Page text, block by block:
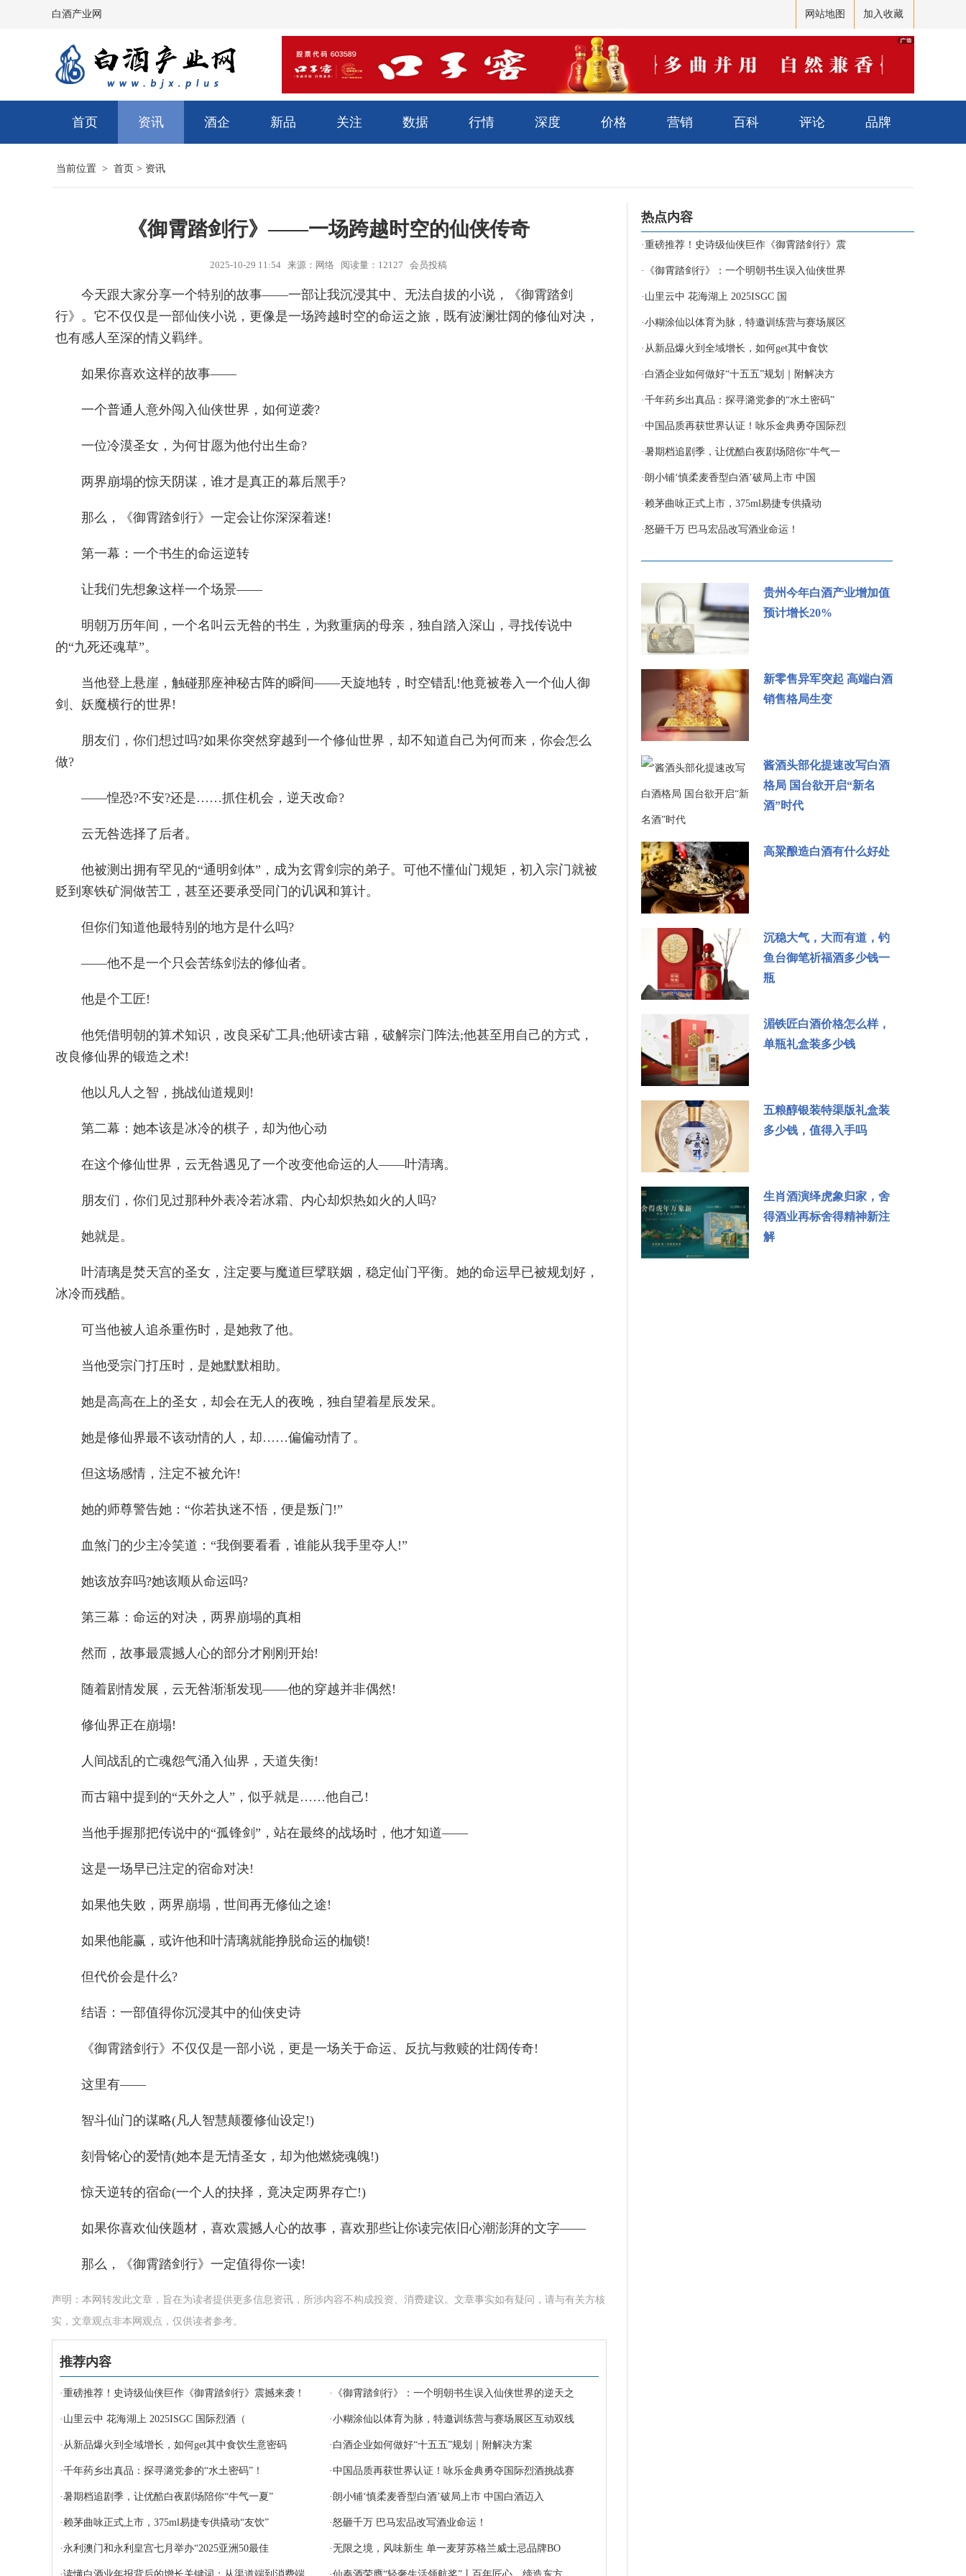
白酒产业网 网站地图 加入收藏
首页 资讯 酒企 新品 关注 数据 行情 深度 价格 营销 百科 评论 品牌
当前位置 > 首页 > 资讯
《御霄踏剑行》——一场跨越时空的仙侠传奇
2025-10-29 11:54 来源：网络 阅读量：12127 会员投稿
今天跟大家分享一个特别的故事——一部让我沉浸其中、无法自拔的小说，《御霄踏剑
行》。它不仅仅是一部仙侠小说，更像是一场跨越时空的命运之旅，既有波澜壮阔的修仙对决，
也有感人至深的情义羁绊。
如果你喜欢这样的故事——
一个普通人意外闯入仙侠世界，如何逆袭?
一位冷漠圣女，为何甘愿为他付出生命?
两界崩塌的惊天阴谋，谁才是真正的幕后黑手?
那么，《御霄踏剑行》一定会让你深深着迷!
第一幕：一个书生的命运逆转
让我们先想象这样一个场景——
明朝万历年间，一个名叫云无咎的书生，为救重病的母亲，独自踏入深山，寻找传说中
的“九死还魂草”。
当他登上悬崖，触碰那座神秘古阵的瞬间——天旋地转，时空错乱!他竟被卷入一个仙人御
剑、妖魔横行的世界!
朋友们，你们想过吗?如果你突然穿越到一个修仙世界，却不知道自己为何而来，你会怎么
做?
——惶恐?不安?还是……抓住机会，逆天改命?
云无咎选择了后者。
他被测出拥有罕见的“通明剑体”，成为玄霄剑宗的弟子。可他不懂仙门规矩，初入宗门就被
贬到寒铁矿洞做苦工，甚至还要承受同门的讥讽和算计。
但你们知道他最特别的地方是什么吗?
——他不是一个只会苦练剑法的修仙者。
他是个工匠!
他凭借明朝的算术知识，改良采矿工具;他研读古籍，破解宗门阵法;他甚至用自己的方式，
改良修仙界的锻造之术!
他以凡人之智，挑战仙道规则!
第二幕：她本该是冰冷的棋子，却为他心动
在这个修仙世界，云无咎遇见了一个改变他命运的人——叶清璃。
朋友们，你们见过那种外表冷若冰霜、内心却炽热如火的人吗?
她就是。
叶清璃是焚天宫的圣女，注定要与魔道巨擘联姻，稳定仙门平衡。她的命运早已被规划好，
冰冷而残酷。
可当他被人追杀重伤时，是她救了他。
当他受宗门打压时，是她默默相助。
她是高高在上的圣女，却会在无人的夜晚，独自望着星辰发呆。
她是修仙界最不该动情的人，却……偏偏动情了。
但这场感情，注定不被允许!
她的师尊警告她：“你若执迷不悟，便是叛门!”
血煞门的少主冷笑道：“我倒要看看，谁能从我手里夺人!”
她该放弃吗?她该顺从命运吗?
第三幕：命运的对决，两界崩塌的真相
然而，故事最震撼人心的部分才刚刚开始!
随着剧情发展，云无咎渐渐发现——他的穿越并非偶然!
修仙界正在崩塌!
人间战乱的亡魂怨气涌入仙界，天道失衡!
而古籍中提到的“天外之人”，似乎就是……他自己!
当他手握那把传说中的“孤锋剑”，站在最终的战场时，他才知道——
这是一场早已注定的宿命对决!
如果他失败，两界崩塌，世间再无修仙之途!
如果他能赢，或许他和叶清璃就能挣脱命运的枷锁!
但代价会是什么?
结语：一部值得你沉浸其中的仙侠史诗
《御霄踏剑行》不仅仅是一部小说，更是一场关于命运、反抗与救赎的壮阔传奇!
这里有——
智斗仙门的谋略(凡人智慧颠覆修仙设定!)
刻骨铭心的爱情(她本是无情圣女，却为他燃烧魂魄!)
惊天逆转的宿命(一个人的抉择，竟决定两界存亡!)
如果你喜欢仙侠题材，喜欢震撼人心的故事，喜欢那些让你读完依旧心潮澎湃的文字——
那么，《御霄踏剑行》一定值得你一读!
声明：本网转发此文章，旨在为读者提供更多信息资讯，所涉内容不构成投资、消费建议。文章事实如有疑问，请与有关方核
实，文章观点非本网观点，仅供读者参考。
推荐内容
·重磅推荐！史诗级仙侠巨作《御霄踏剑行》震撼来袭！ · 《御霄踏剑行》：一个明朝书生误入仙侠世界的逆天之
· 山里云中 花海湖上 2025ISGC 国际烈酒（ ·小糊涂仙以体育为脉，特邀训练营与赛场展区互动双线
· 从新品爆火到全域增长，如何get其中食饮生意密码 · 白酒企业如何做好“十五五”规划｜附解决方案
·千年药乡出真品：探寻潞党参的“水土密码”！ ·中国品质再获世界认证！咏乐金典勇夺国际烈酒挑战赛
·暑期档追剧季，让优酷白夜剧场陪你“牛气一夏” · 朗小铺‘慎柔麦香型白酒’破局上市 中国白酒迈入
·赖茅曲咏正式上市，375ml易捷专供撬动“友饮” ·怒砸千万 巴马宏品改写酒业命运！
· 永利澳门和永利皇宫七月举办“2025亚洲50最佳 ·无限之境，风味新生 单一麦芽苏格兰威士忌品牌BO
热点内容
·重磅推荐！史诗级仙侠巨作《御霄踏剑行》震
· 《御霄踏剑行》：一个明朝书生误入仙侠世界
· 山里云中 花海湖上 2025ISGC 国
·小糊涂仙以体育为脉，特邀训练营与赛场展区
· 从新品爆火到全域增长，如何get其中食饮
· 白酒企业如何做好“十五五”规划｜附解决方
·千年药乡出真品：探寻潞党参的“水土密码”
·中国品质再获世界认证！咏乐金典勇夺国际烈
·暑期档追剧季，让优酷白夜剧场陪你“牛气一
· 朗小铺‘慎柔麦香型白酒’破局上市 中国
·赖茅曲咏正式上市，375ml易捷专供撬动
·怒砸千万 巴马宏品改写酒业命运！
贵州今年白酒产业增加值
预计增长20%
新零售异军突起 高端白酒
销售格局生变
酱酒头部化提速改写白酒
格局 国台欲开启“新名
酒”时代
高粱酿造白酒有什么好处
沉稳大气，大而有道，钓
鱼台御笔祈福酒多少钱一
瓶
湄铁匠白酒价格怎么样，
单瓶礼盒装多少钱
五粮醇银装特渠版礼盒装
多少钱，值得入手吗
生肖酒演绎虎象归家，舍
得酒业再标舍得精神新注
解